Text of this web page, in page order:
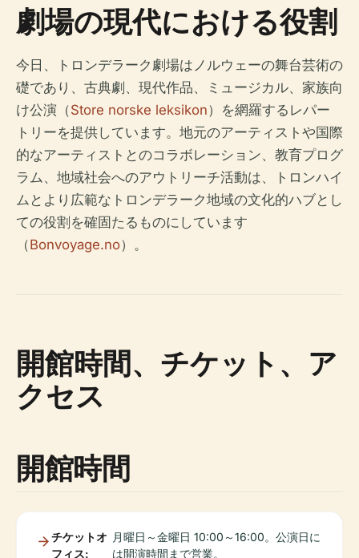
劇場の現代における役割
今日、トロンデラーク劇場はノルウェーの舞台芸術の
礎であり、古典劇、現代作品、ミュージカル、家族向
け公演（Store norske leksikon）を網羅するレパー
トリーを提供しています。地元のアーティストや国際
的なアーティストとのコラボレーション、教育プログ
ラム、地域社会へのアウトリーチ活動は、トロンハイ
ムとより広範なトロンデラーク地域の文化的ハブとし
ての役割を確固たるものにしています
（Bonvoyage.no）。
開館時間、チケット、ア
クセス
開館時間
チケットオ
フィス:
月曜日～金曜日 10:00～16:00。公演日に
は開演時間まで営業。